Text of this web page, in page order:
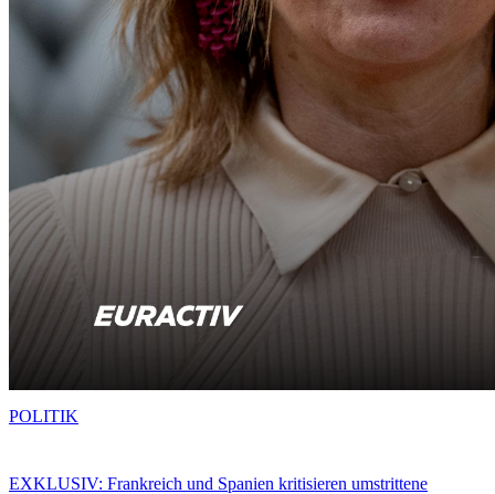
EXKLUSIV: Frankreich und Spanien kritisieren umstrittene
POLITIK